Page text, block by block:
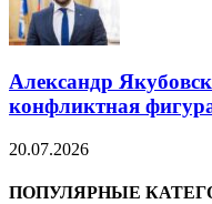
Александр
конфликтная
20.07.2026
ПОПУЛЯРНЫЕ